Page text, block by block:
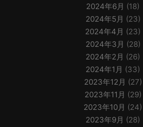
2024年6月 (18)
2024年5月 (23)
2024年4月 (23)
2024年3月 (28)
2024年2月 (26)
2024年1月 (33)
2023年12月 (27)
2023年11月 (29)
2023年10月 (24)
2023年9月 (28)